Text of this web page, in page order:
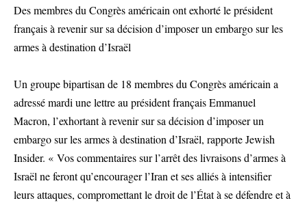
Des membres du Congrès américain ont exhorté le président
français à revenir sur sa décision d’imposer un embargo sur les
armes à destination d’Israël
Un groupe bipartisan de 18 membres du Congrès américain a
adressé mardi une lettre au président français Emmanuel
Macron, l’exhortant à revenir sur sa décision d’imposer un
embargo sur les armes à destination d’Israël, rapporte Jewish
Insider. « Vos commentaires sur l’arrêt des livraisons d’armes à
Israël ne feront qu’encourager l’Iran et ses alliés à intensifier
leurs attaques, compromettant le droit de l’État à se défendre et à